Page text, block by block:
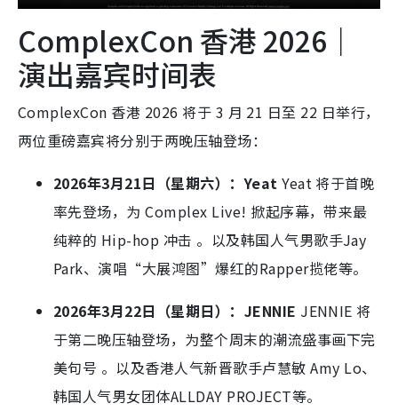
ComplexCon 香港 2026｜
演出嘉宾时间表
ComplexCon 香港 2026 将于 3 月 21 日至 22 日举行，
两位重磅嘉宾将分别于两晚压轴登场：
2026年3月21日（星期六）：Yeat Yeat 将于首晚
率先登场，为 Complex Live! 掀起序幕，带来最
纯粹的 Hip-hop 冲击 。以及韩国人气男歌手Jay
Park、演唱“大展鸿图”爆红的Rapper揽佬等。
2026年3月22日（星期日）：JENNIE JENNIE 将
于第二晚压轴登场，为整个周末的潮流盛事画下完
美句号 。以及香港人气新晋歌手卢慧敏 Amy Lo、
韩国人气男女团体ALLDAY PROJECT等。